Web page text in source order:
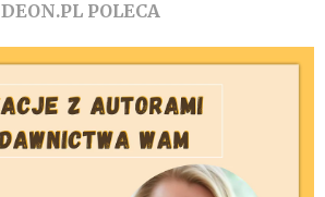
DEON.PL POLECA